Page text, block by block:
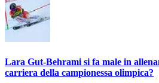
Lara Gut-Behrami si fa male in
carriera della campionessa olimpica?